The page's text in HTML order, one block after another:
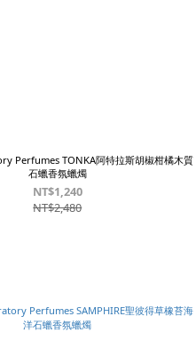
Perfumes TONKA阿特拉斯胡椒柑橘木質
石蠟香氛蠟燭
NT$1,240
NT$2,480